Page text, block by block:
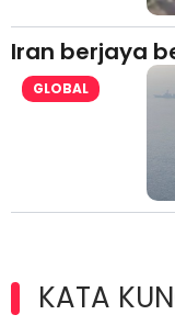
Iran berjaya
GLOBAL
KATA